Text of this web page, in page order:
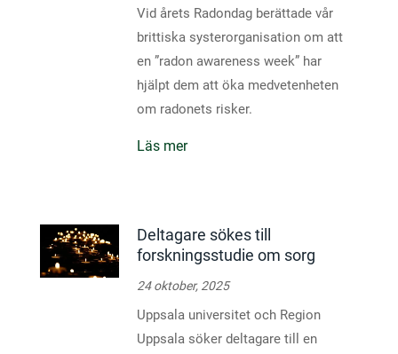
Vid årets Radondag berättade vår
brittiska systerorganisation om att
en ”radon awareness week” har
hjälpt dem att öka medvetenheten
om radonets risker.
Läs mer
Deltagare sökes till
forskningsstudie om sorg
24 oktober, 2025
Uppsala universitet och Region
Uppsala söker deltagare till en